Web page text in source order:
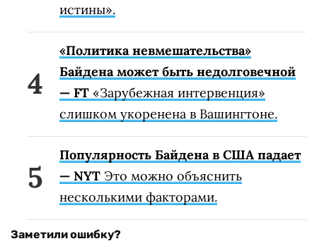
истины».
«Политика невмешательства»
Байдена может быть недолговечной
— FT «Зарубежная интервенция»
слишком укоренена в Вашингтоне.
Популярность Байдена в США падает
— NYT Это можно объяснить
несколькими факторами.
Заметили ошибку?